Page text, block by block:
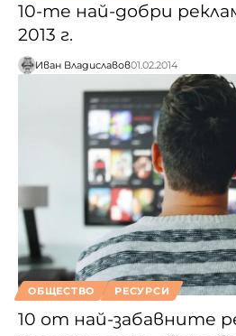
10-те най-добри
2013 г.
Иван Владиславов01.02.2014
ОБЩЕСТВО РЕСУРСИ
10 от най-забавните